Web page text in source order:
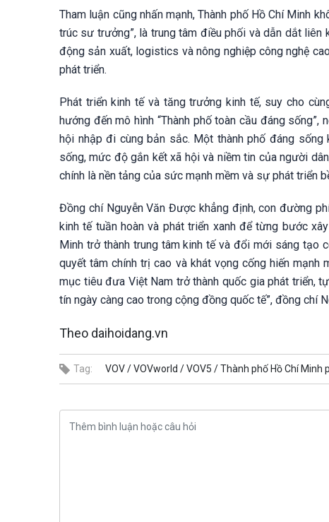
Tham luận cũng nhấn mạnh, Thành phố Hồ Chí Minh
trúc sư trưởng”, là trung tâm điều phối và dẫn dắt liên
động sản xuất, logistics và nông nghiệp công nghệ
phát triển.
Phát triển kinh tế và tăng trưởng kinh tế, suy cho
hướng đến mô hình “Thành phố toàn cầu đáng
hội nhập đi cùng bản sắc. Một thành phố đáng
sống, mức độ gắn kết xã hội và niềm tin của người
chính là nền tảng của sức mạnh mềm và sự phát triển
Đồng chí Nguyễn Văn Được khẳng định, con đường
kinh tế tuần hoàn và phát triển xanh để từng bước
Minh trở thành trung tâm kinh tế và đổi mới sáng tạo
quyết tâm chính trị cao và khát vọng cống hiến mạnh
mục tiêu đưa Việt Nam trở thành quốc gia phát triển,
tín ngày càng cao trong cộng đồng quốc tế”, đồng chí
Theo daihoidang.vn
Tag: VOV /VOVworld /VOV5 /Thành phố Hồ Chí Minh